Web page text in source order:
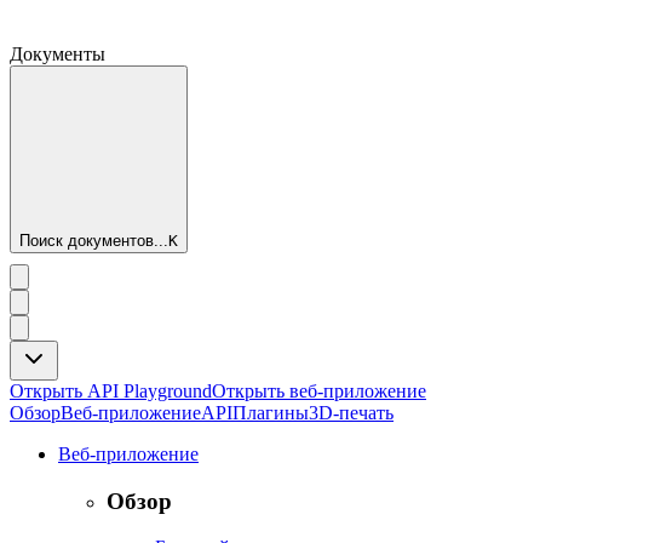
Документы
Поиск документов...K
Открыть API PlaygroundОткрыть веб-приложение
ОбзорВеб-приложениеAPIПлагины3D-печать
Веб-приложение
Обзор